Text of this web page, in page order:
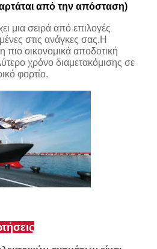
από την απόσταση)
μια σειρά από επιλογές
στις ανάγκες σας.Η
πιο οικονομικά αποδοτική
χρόνο διαμετακόμισης σε
φορτίο.